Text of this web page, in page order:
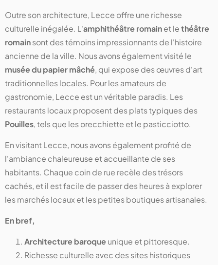
Outre son architecture, Lecce offre une richesse
culturelle inégalée. L'amphithéâtre romainet lethéâtre
romainsont des témoins impressionnants de l'histoire
ancienne de la ville. Nous avons également visité le
musée du papier mâché, qui expose des œuvres d'art
traditionnelles locales. Pour les amateurs de
gastronomie, Lecce est un véritable paradis. Les
restaurants locaux proposent des plats typiques des
Pouilles, tels que les orecchiette et le pasticciotto.
En visitant Lecce, nous avons également profité de
l'ambiance chaleureuse et accueillante de ses
habitants. Chaque coin de rue recèle des trésors
cachés, et il est facile de passer des heures à explorer
les marchés locaux et les petites boutiques artisanales.
En bref,
Architecture baroqueunique et pittoresque.
Richesse culturelle avec des sites historiques